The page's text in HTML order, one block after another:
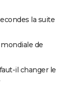
presse
Pierre Niney
film de
la suite
de
il changer le